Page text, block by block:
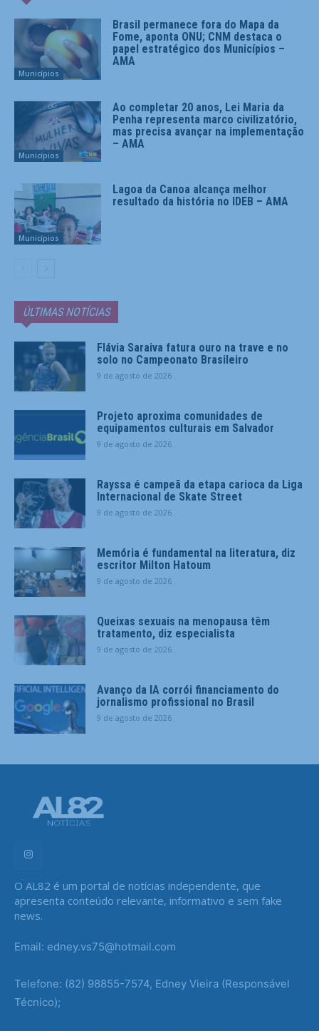
Municípios
Brasil permanece fora do Mapa da
Fome, aponta ONU; CNM destaca o
papel estratégico dos Municípios –
AMA
Municípios
Ao completar 20 anos, Lei Maria da
Penha representa marco civilizatório,
mas precisa avançar na implementação
– AMA
Municípios
Lagoa da Canoa alcança melhor
resultado da história no IDEB – AMA
ÚLTIMAS NOTÍCIAS
Flávia Saraiva fatura ouro na trave e no
solo no Campeonato Brasileiro
9 de agosto de 2026
Projeto aproxima comunidades de
equipamentos culturais em Salvador
9 de agosto de 2026
Rayssa é campeã da etapa carioca da Liga
Internacional de Skate Street
9 de agosto de 2026
Memória é fundamental na literatura, diz
escritor Milton Hatoum
9 de agosto de 2026
Queixas sexuais na menopausa têm
tratamento, diz especialista
9 de agosto de 2026
Avanço da IA corrói financiamento do
jornalismo profissional no Brasil
9 de agosto de 2026
O AL82 é um portal de notícias independente, que
apresenta conteúdo relevante, informativo e sem fake
news.
Email: edney.vs75@hotmail.com
Telefone: (82) 98855-7574, Edney Vieira (Responsável
Técnico);